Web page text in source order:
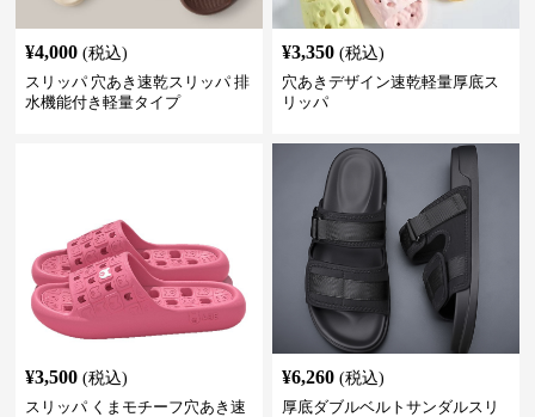
¥4,000 (税込)
スリッパ 穴あき速乾スリッパ 排
水機能付き軽量タイプ
¥3,350 (税込)
穴あきデザイン速乾軽量厚底ス
リッパ
¥3,500 (税込)
スリッパ くまモチーフ穴あき速
¥6,260 (税込)
厚底ダブルベルトサンダルスリ